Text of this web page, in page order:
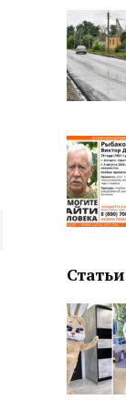
Статьи